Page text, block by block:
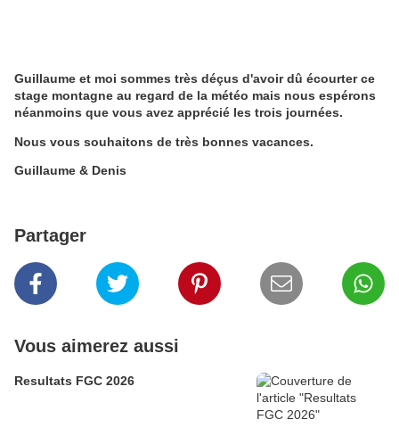
Guillaume et moi sommes très déçus d'avoir dû écourter ce
stage montagne au regard de la météo mais nous espérons
néanmoins que vous avez apprécié les trois journées.
Nous vous souhaitons de très bonnes vacances.
Guillaume & Denis
Partager
Vous aimerez aussi
Resultats FGC 2026